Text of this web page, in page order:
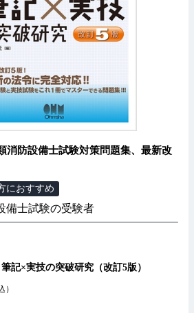
消防設備士試験対策問題集、最新改
におすすめ
備士試験の受験者
記×実技の突破研究（改訂5版）